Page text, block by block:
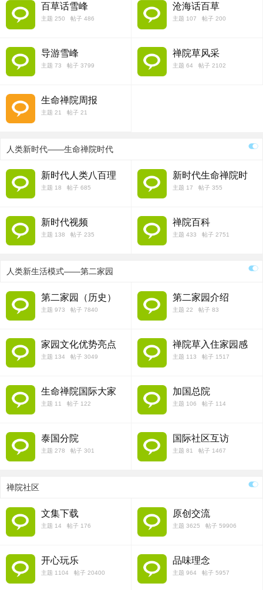
百草话雪峰
主题 250 帖子 486
沧海话百草
主题 107 帖子 200
导游雪峰
主题 73 帖子 3799
禅院草风采
主题 64 帖子 2102
生命禅院周报
主题 21 帖子 21
人类新时代——生命禅院时代
新时代人类八百理
念
主题 18 帖子 685
新时代生命禅院时
代
主题 17 帖子 355
新时代视频
主题 138 帖子 235
禅院百科
主题 433 帖子 2751
人类新生活模式——第二家园
第二家园（历史）
主题 973 帖子 7840
第二家园介绍
主题 22 帖子 83
家园文化优势亮点
主题 134 帖子 3049
禅院草入住家园感
想
主题 113 帖子 1517
生命禅院国际大家
庭
主题 11 帖子 122
加国总院
主题 106 帖子 114
泰国分院
主题 278 帖子 301
国际社区互访
主题 81 帖子 1467
禅院社区
文集下载
主题 14 帖子 176
原创交流
主题 3625 帖子 59906
开心玩乐
主题 1104 帖子 20400
品味理念
主题 964 帖子 5957